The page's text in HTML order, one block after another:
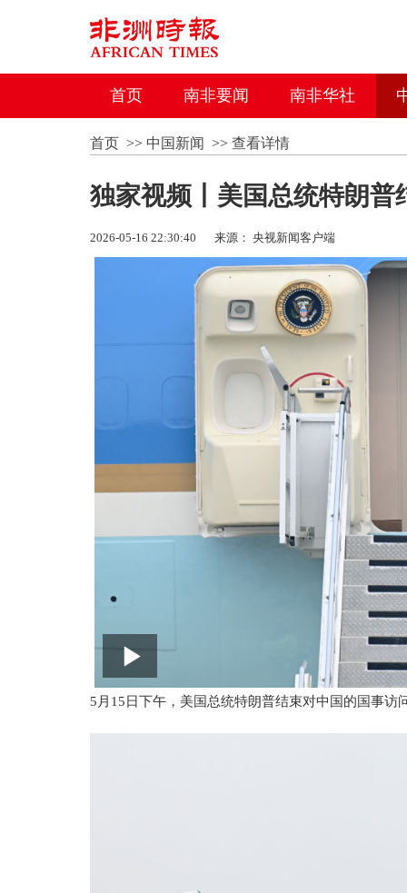
首页 南非要闻 南非华社
首页>> 中国新闻 >> 查看详情
独家视频丨美国总统特朗普
2026-05-16 22:30:40 来源： 央视新闻客户端
5月15日下午，美国总统特朗普结束对中国的国事访